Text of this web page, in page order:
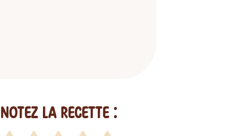
Notez la recette :